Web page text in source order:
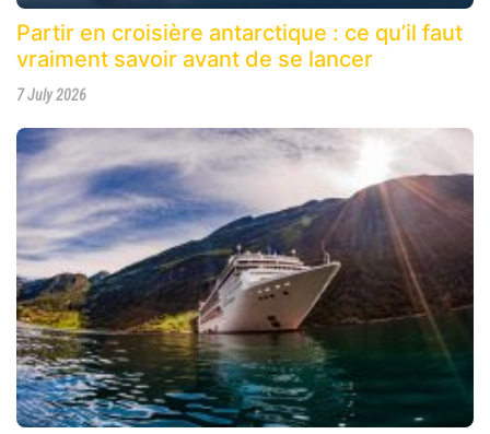
Partir en croisière antarctique : ce qu’il faut
vraiment savoir avant de se lancer
7 July 2026